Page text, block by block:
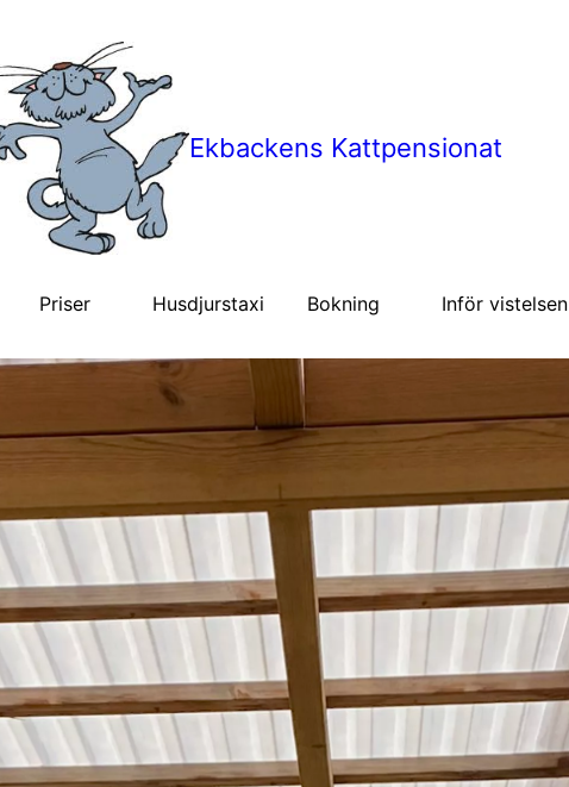
Ekbackens Kattpensionat
Priser Husdjurstaxi Bokning Inför vistelsen